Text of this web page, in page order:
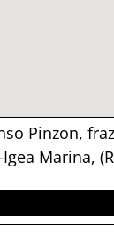
Pinzon,
Marina,